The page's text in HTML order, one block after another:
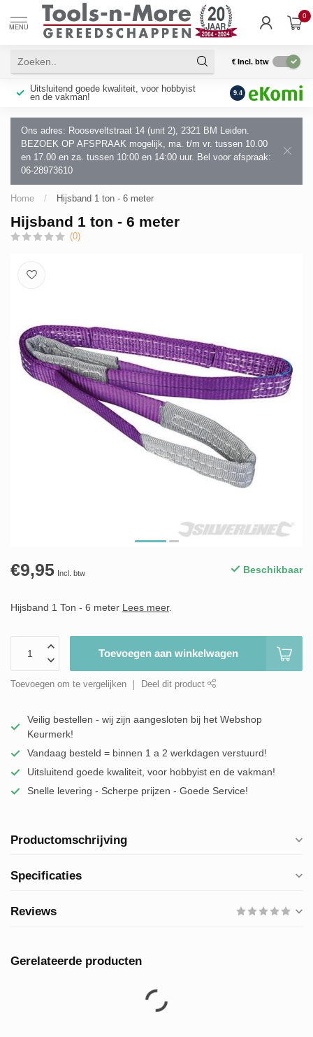
MENU
0
€Incl. btw
Uitsluitend goede kwaliteit, voor hobbyist
en de vakman!
Snelle levering -
Service!
9.4
Ons adres: Rooseveltstraat 14 (unit 2), 2321 BM Leiden.
BEZOEK OP AFSPRAAK mogelijk, ma. t/m vr. tussen 10.00
en 17.00 en za. tussen 10:00 en 14:00 uur. Bel voor afspraak:
06-28973610
Home / Hijsband 1 ton - 6 meter
Hijsband 1 ton - 6 meter
(0)
€9,95 Incl. btw Beschikbaar
Hijsband 1 Ton - 6 meter Lees meer.
Toevoegen aan winkelwagen
Toevoegen om te vergelijken Deel dit product
Veilig bestellen - wij zijn aangesloten bij het Webshop
Keurmerk!
Vandaag besteld = binnen 1 a 2 werkdagen verstuurd!
Uitsluitend goede kwaliteit, voor hobbyist en de vakman!
Snelle levering - Scherpe prijzen - Goede Service!
Productomschrijving
Specificaties
Reviews
Gerelateerde producten